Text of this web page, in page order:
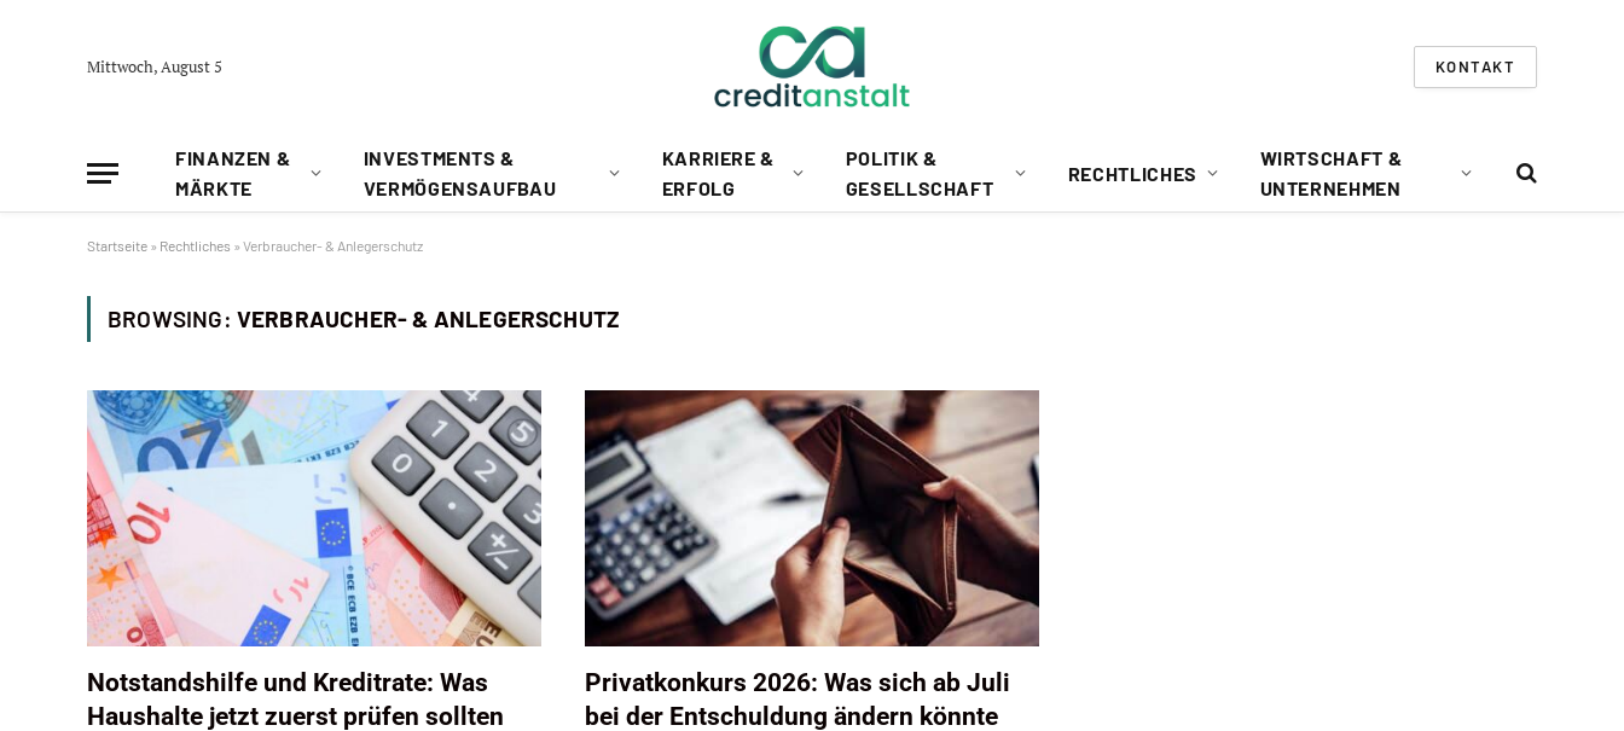
Mittwoch, August 5 KONTAKT
FINANZEN &
MÄRKTE
INVESTMENTS &
VERMÖGENSAUFBAU
KARRIERE &
ERFOLG
POLITIK &
GESELLSCHAFT
RECHTLICHES
WIRTSCHAFT &
UNTERNEHMEN
Startseite » Rechtliches » Verbraucher- & Anlegerschutz
BROWSING: VERBRAUCHER- & ANLEGERSCHUTZ
Notstandshilfe und Kreditrate: Was
Haushalte jetzt zuerst prüfen sollten
Privatkonkurs 2026: Was sich ab Juli
bei der Entschuldung ändern könnte